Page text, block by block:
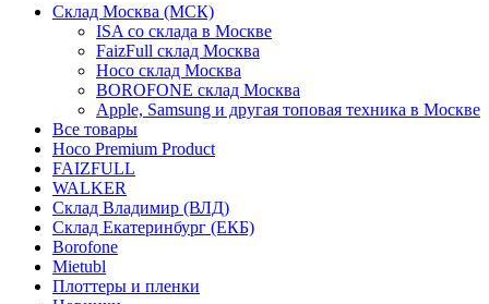
Склад Москва (МСК)
ISA со склада в Москве
FaizFull склад Москва
Hoco склад Москва
BOROFONE склад Москва
Apple, Samsung и другая топовая техника в Москве
Все товары
Hoco Premium Product
FAIZFULL
WALKER
Склад Владимир (ВЛД)
Склад Екатеринбург (ЕКБ)
Borofone
Mietubl
Плоттеры и пленки